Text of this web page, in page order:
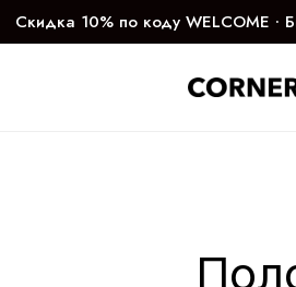
Скидка 10% по коду WELCOME ∙